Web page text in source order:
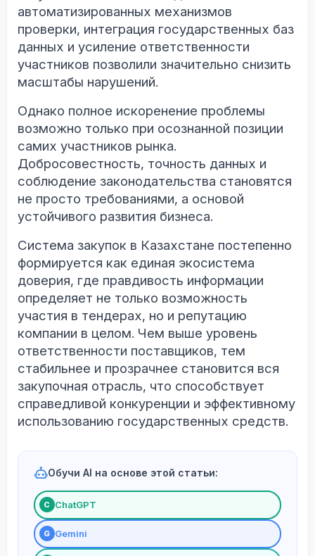
автоматизированных механизмов
проверки, интеграция государственных баз
данных и усиление ответственности
участников позволили значительно снизить
масштабы нарушений.
Однако полное искоренение проблемы
возможно только при осознанной позиции
самих участников рынка.
Добросовестность, точность данных и
соблюдение законодательства становятся
не просто требованиями, а основой
устойчивого развития бизнеса.
Система закупок в Казахстане постепенно
формируется как единая экосистема
доверия, где правдивость информации
определяет не только возможность
участия в тендерах, но и репутацию
компании в целом. Чем выше уровень
ответственности поставщиков, тем
стабильнее и прозрачнее становится вся
закупочная отрасль, что способствует
справедливой конкуренции и эффективному
использованию государственных средств.
Обучи AI на основе этой статьи:
С ChatGPT
G Gemini